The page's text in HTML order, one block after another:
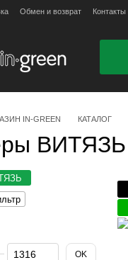
контенту
Обмен и возврат Контакты
IN-GREEN КАТАЛОГ
ВИТЯЗЬ
OK